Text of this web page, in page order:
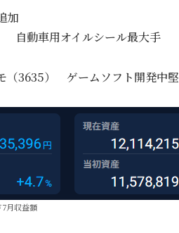
加
自動車用オイルシール最大手
（3635） ゲームソフト開発中堅
7月収益額